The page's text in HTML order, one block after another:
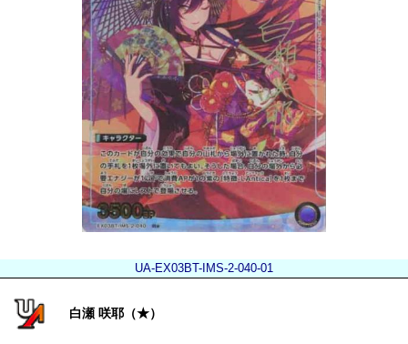
UA-EX03BT-IMS-2-040-01
白瀬 咲耶（★）